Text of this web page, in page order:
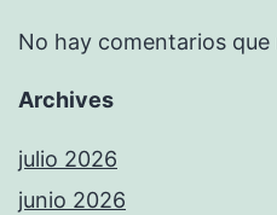
No hay comentarios que
Archives
julio 2026
junio 2026